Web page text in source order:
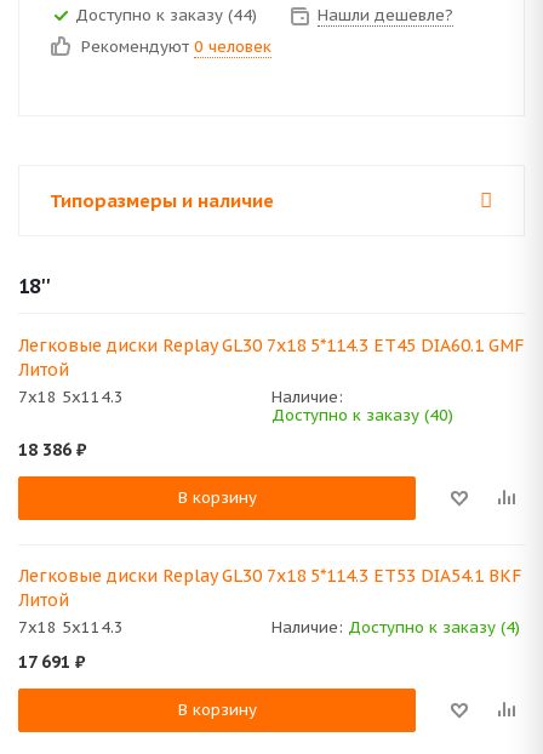
Доступно к заказу (44)
Нашли дешевле?
Рекомендуют 0 человек
Типоразмеры и наличие
18''
Легковые диски Replay GL30 7x18 5*114.3 ET45 DIA60.1 GMF
Литой
7x18 5x114.3
Наличие:
Доступно к заказу (40)
18 386 ₽
В корзину
Легковые диски Replay GL30 7x18 5*114.3 ET53 DIA54.1 BKF
Литой
7x18 5x114.3 Наличие: Доступно к заказу (4)
17 691 ₽
В корзину